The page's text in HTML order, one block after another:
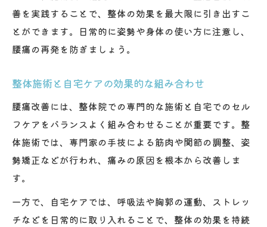
善を実践することで、整体の効果を最大限に引き出すこ
とができます。日常的に姿勢や身体の使い方に注意し、
腰痛の再発を防ぎましょう。
整体施術と自宅ケアの効果的な組み合わせ
腰痛改善には、整体院での専門的な施術と自宅でのセル
フケアをバランスよく組み合わせることが重要です。整
体施術では、専門家の手技による筋肉や関節の調整、姿
勢矯正などが行われ、痛みの原因を根本から改善しま
す。
一方で、自宅ケアでは、呼吸法や胸郭の運動、ストレッ
チなどを日常的に取り入れることで、整体の効果を持続